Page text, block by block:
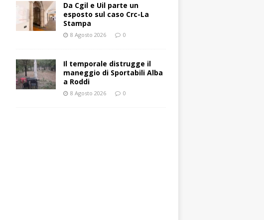
Da Cgil e Uil parte un
esposto sul caso Crc-La
Stampa
8 Agosto 2026 0
Il temporale distrugge il
maneggio di Sportabili Alba
a Roddi
8 Agosto 2026 0